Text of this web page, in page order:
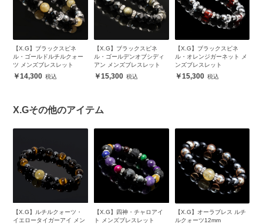
【X.G】ブラックスピネ
ル・ゴールドルチルクォー
ツ メンズブレスレット
14,300
【X.G】ブラックスピネ
ル・ゴールデンオブシディ
アン メンズブレスレット
15,300
【X.G】ブラックスピネ
ル・オレンジガーネット メ
ンズブレスレット
15,300
X.Gその他のアイテム
【X.G】ルチルクォーツ・
イエロータイガーアイ メン
【X.G】四神・チャロアイ
ト メンズブレスレット
【X.G】オーラブレス ルチ
ルクォーツ12mm